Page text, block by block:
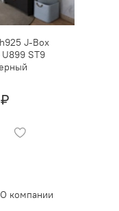
J-Box
ST9
О компании